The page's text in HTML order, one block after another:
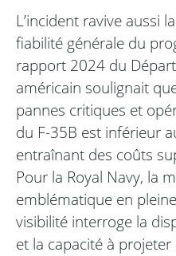
L’incident ravive aussi
fiabilité générale du
rapport 2024 du
américain soulignait
pannes critiques et
du F-35B est inférieur
entraînant des coûts
Pour la Royal Navy, la
emblématique en
visibilité interroge la
et la capacité à